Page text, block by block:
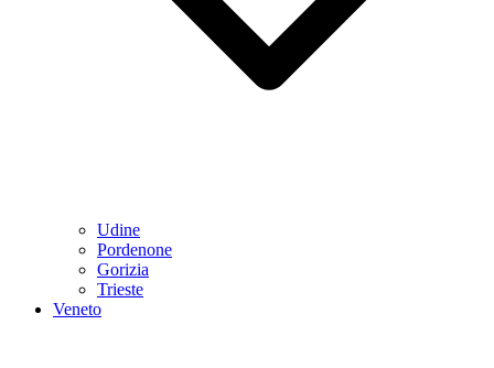
Udine
Pordenone
Gorizia
Trieste
Veneto